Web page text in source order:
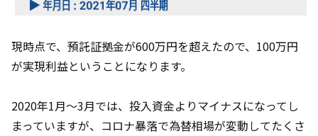
現時点で、預託証拠金が600万円を超えたので、100万円
が実現利益ということになります。
2020年1月～3月では、投入資金よりマイナスになってし
まっていますが、コロナ暴落で為替相場が変動してたくさ